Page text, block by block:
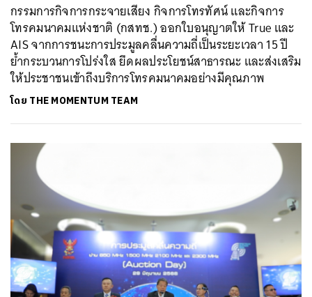
กรรมการกิจการกระจายเสียง กิจการโทรทัศน์ และกิจการ
โทรคมนาคมแห่งชาติ (กสทช.) ออกใบอนุญาตให้ True และ
AIS จากการชนะการประมูลคลื่นความถี่เป็นระยะเวลา 15 ปี
ย้ำกระบวนการโปร่งใส ยึดผลประโยชน์สาธารณะ และส่งเสริม
ให้ประชาชนเข้าถึงบริการโทรคมนาคมอย่างมีคุณภาพ
โดย THE MOMENTUM TEAM
ค้นหา
SHARE TWEET LINE EMAIL